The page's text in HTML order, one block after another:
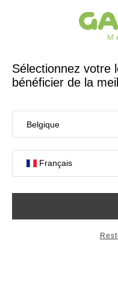
Créateur et fabricant
Accueil Tables Tables